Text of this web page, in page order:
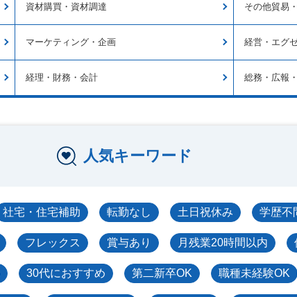
資材購買・資材調達 その他貿易
マーケティング・企画 経営・エグ
経理・財務・会計 総務・広報
人気キーワード
社宅・住宅補助 転勤なし 土日祝休み 学歴不
フレックス 賞与あり 月残業20時間以内
30代におすすめ 第二新卒OK 職種未経験OK